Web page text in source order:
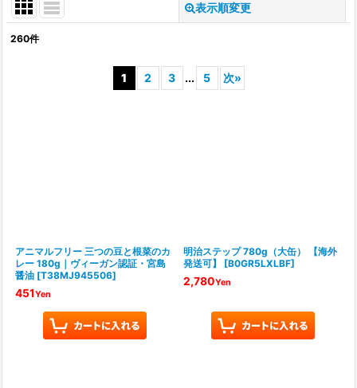
表示順変更
260件
1 2 3 ... 5 次»
アニマルフリー 三つの豆と根菜のカ
レー 180g｜ヴィーガン認証・宮島
醤油 [T38MJ945506]
451Yen
明治ステップ 780g（大缶） 【海外
発送可】
[B0GR5LXLBF]
2,780Yen